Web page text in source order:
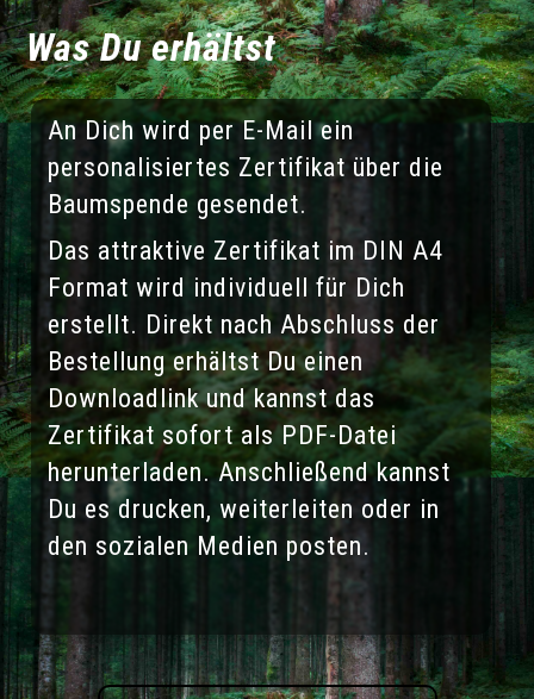
Was Du erhältst
An Dich wird per E-Mail ein
personalisiertes Zertifikat über die
Baumspende gesendet.
Das attraktive Zertifikat im DIN A4
Format wird individuell für Dich
erstellt. Direkt nach Abschluss der
Bestellung erhältst Du einen
Downloadlink und kannst das
Zertifikat sofort als PDF-Datei
herunterladen. Anschließend kannst
Du es drucken, weiterleiten oder in
den sozialen Medien posten.